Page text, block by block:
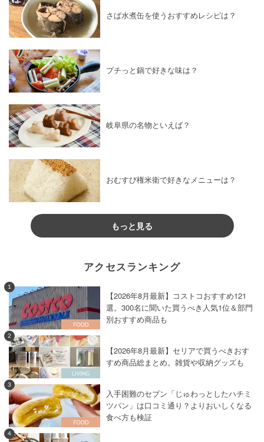
さば水煮缶を使うおすすめレシピは？
プチっと鍋で好きな味は？
岐阜県の名物といえば？
おむすび権米衛で好きなメニューは？
もっと見る
アクセスランキング
1
【2026年8月最新】コストコおすすめ121
選。300名に聞いた買うべき人気1位＆部門
別おすすめ商品も
2
【2026年8月最新】セリアで買うべきおす
すめ商品総まとめ。雑貨や収納グッズも
3
入手困難のセブン「じゅわっとしたハチミ
ツパン」は口コミ通り？よりおいしくなる
食べ方も検証
4